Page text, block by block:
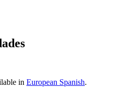
in European Spanish.